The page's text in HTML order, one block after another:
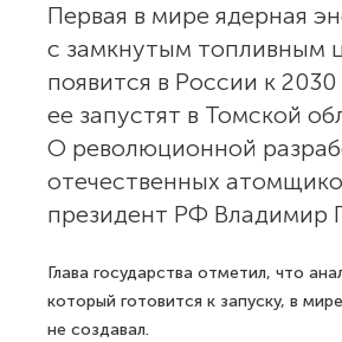
Первая в мире ядерная
с замкнутым топливным
появится в России к 2030
ее запустят в Томской
О революционной
отечественных
президент РФ Владимир
Глава государства отметил, что
который готовится к запуску, в
не создавал.